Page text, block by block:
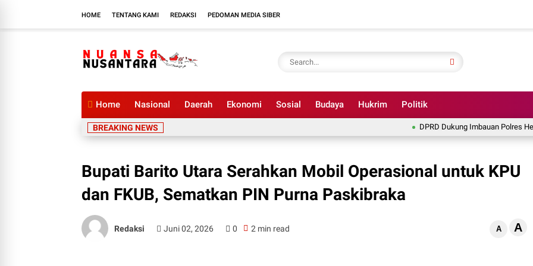
HOME TENTANG KAMI REDAKSI PEDOMAN MEDIA SIBER
Home Nasional Daerah Ekonomi Sosial Budaya Hukrim Politik
BREAKING NEWS DPRD Dukung Imbauan Polres
Bupati Barito Utara Serahkan Mobil Operasional untuk KPU
dan FKUB, Sematkan PIN Purna Paskibraka
Redaksi Juni 02, 2026 0 2 min read A A